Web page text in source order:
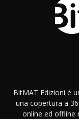
BitMAT Edizioni è
una copertura a
online ed offline